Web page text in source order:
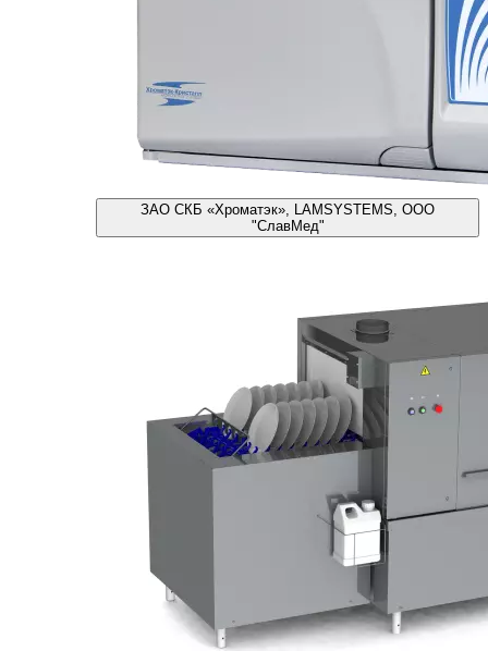
ЗАО СКБ «Хроматэк», LAMSYSTEMS, ООО
"СлавМед"